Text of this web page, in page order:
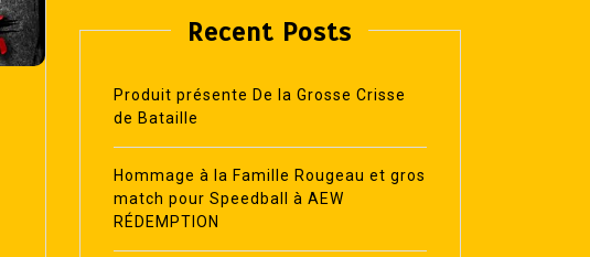
Recent Posts
Produit présente De la Grosse Crisse
de Bataille
Hommage à la Famille Rougeau et gros
match pour Speedball à AEW
RÉDEMPTION